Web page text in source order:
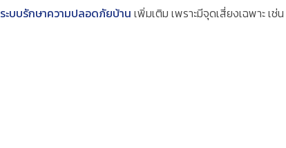
ระบบรักษาความปลอดภัยบ้าน เพิ่มเติม เพราะมีจุดเสี่ยงเฉพาะ เช่น